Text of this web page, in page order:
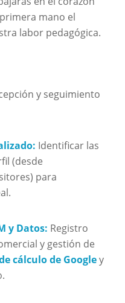
mano el
labor pedagógica.
y seguimiento
Identificar las
(desde
para
y Datos: Registro
y gestión de
cálculo de Googley